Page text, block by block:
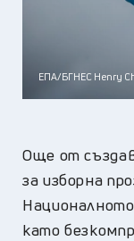
ЕПА/БГНЕС Henry
Още от
за изборна
като